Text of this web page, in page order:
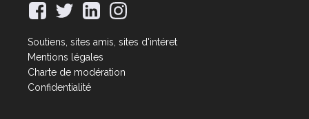
Soutiens, sites amis, sites d'intéret
Mentions légales
Charte de modération
Confidentialité